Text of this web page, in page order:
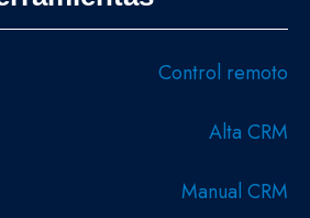
Control remoto
Alta CRM
Manual CRM